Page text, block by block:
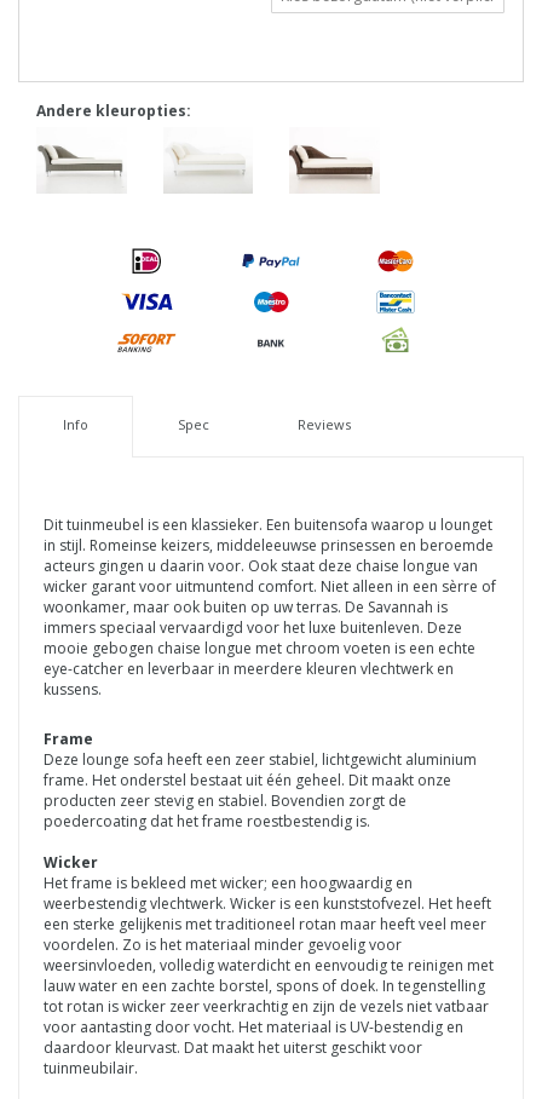
Andere kleuropties:
Info Spec Reviews
Dit tuinmeubel is een klassieker. Een buitensofa waarop u lounget
in stijl. Romeinse keizers, middeleeuwse prinsessen en beroemde
acteurs gingen u daarin voor. Ook staat deze chaise longue van
wicker garant voor uitmuntend comfort. Niet alleen in een sèrre of
woonkamer, maar ook buiten op uw terras. De Savannah is
immers speciaal vervaardigd voor het luxe buitenleven. Deze
mooie gebogen chaise longue met chroom voeten is een echte
eye-catcher en leverbaar in meerdere kleuren vlechtwerk en
kussens.
Frame
Deze lounge sofa heeft een zeer stabiel, lichtgewicht aluminium
frame. Het onderstel bestaat uit één geheel. Dit maakt onze
producten zeer stevig en stabiel. Bovendien zorgt de
poedercoating dat het frame roestbestendig is.
Wicker
Het frame is bekleed met wicker; een hoogwaardig en
weerbestendig vlechtwerk. Wicker is een kunststofvezel. Het heeft
een sterke gelijkenis met traditioneel rotan maar heeft veel meer
voordelen. Zo is het materiaal minder gevoelig voor
weersinvloeden, volledig waterdicht en eenvoudig te reinigen met
lauw water en een zachte borstel, spons of doek. In tegenstelling
tot rotan is wicker zeer veerkrachtig en zijn de vezels niet vatbaar
voor aantasting door vocht. Het materiaal is UV-bestendig en
daardoor kleurvast. Dat maakt het uiterst geschikt voor
tuinmeubilair.